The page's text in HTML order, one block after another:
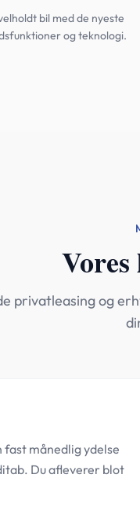
bil med de nyeste
og teknologi.
privatleasing og
månedlig ydelse
Du afleverer blot